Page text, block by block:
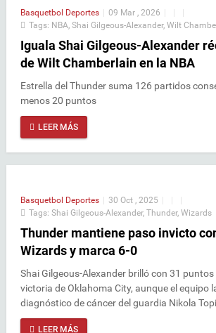
Basquetbol Deportes | 09 Mar , 2026 | |
|
Tags: NBA Shai Gilgeous-Alexander, Wilt
Iguala Shai Gilgeous-Alexander
de Wilt Chamberlain en la NBA
Estrella del Thunder suma 126 partidos
menos 20 puntos
LEER MÁS
Basquetbol Deportes | 30 Oct , 2025 | |
|
Tags: Shai Gilgeous-Alexander, Thunder, Wizards
Thunder mantiene paso invicto
Wizards y marca 6-0
Shai Gilgeous-Alexander brilló con 31
victoria de Oklahoma City, aunque el equipo
diagnóstico de cáncer del guardia Nikola
LEER MÁS